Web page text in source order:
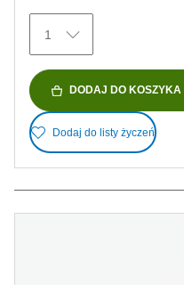
1
DODAJ DO KOSZYKA
Dodaj do listy życzeń